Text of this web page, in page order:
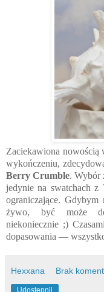
Zaciekawiona nowością
wykończeniu,
Berry Crumble. Wybór
jedynie na swatchach
ograniczające. Gdybym
żywo, być może
niekoniecznie ;)
dopasowania —
Hexxana Brak